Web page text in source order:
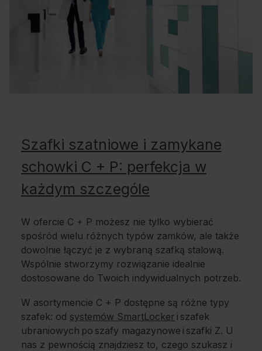
Szafki szatniowe i zamykane
schowki C + P: perfekcja w
każdym szczególe
W ofercie C + P możesz nie tylko wybierać
spośród wielu różnych typów zamków, ale także
dowolnie łączyć je z wybraną szafką stalową.
Wspólnie stworzymy rozwiązanie idealnie
dostosowane do Twoich indywidualnych potrzeb.
W asortymencie C + P dostępne są różne typy
szafek: od systemów SmartLocker i szafek
ubraniowych po szafy magazynowe i szafki Z. U
nas z pewnością znajdziesz to, czego szukasz i